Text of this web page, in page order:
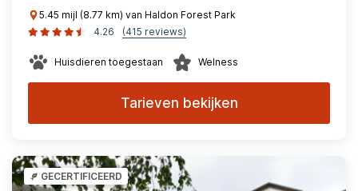
5.45 mijl (8.77 km) van Haldon Forest Park
4.26
(415 reviews)
Huisdieren toegestaan Welness
Tarieven bekijken
GECERTIFICEERD